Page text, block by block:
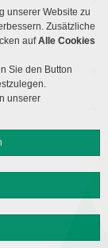
unserer Website zu
Zusätzliche
aufAlle Cookies
Sie den Button
unserer